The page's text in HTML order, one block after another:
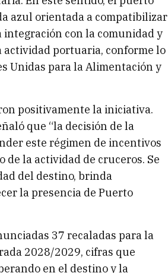
azul orientada a compatibilizar
con la comunidad y
actividad portuaria, conforme lo
Unidas para la Alimentación y
positivamente la iniciativa.
que “la decisión de la
este régimen de incentivos
la actividad de cruceros. Se
del destino, brinda
la presencia de Puerto
37 recaladas para la
2028/2029, cifras que
en el destino y la